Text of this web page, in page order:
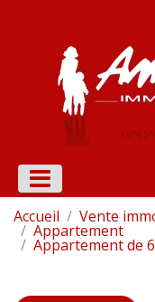
Accueil Vente
Appartement
Appartement de